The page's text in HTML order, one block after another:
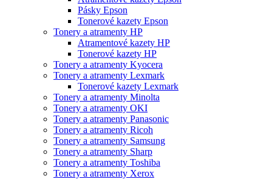
Pásky Epson
Tonerové kazety Epson
Tonery a atramenty HP
Atramentové kazety HP
Tonerové kazety HP
Tonery a atramenty Kyocera
Tonery a atramenty Lexmark
Tonerové kazety Lexmark
Tonery a atramenty Minolta
Tonery a atramenty OKI
Tonery a atramenty Panasonic
Tonery a atramenty Ricoh
Tonery a atramenty Samsung
Tonery a atramenty Sharp
Tonery a atramenty Toshiba
Tonery a atramenty Xerox